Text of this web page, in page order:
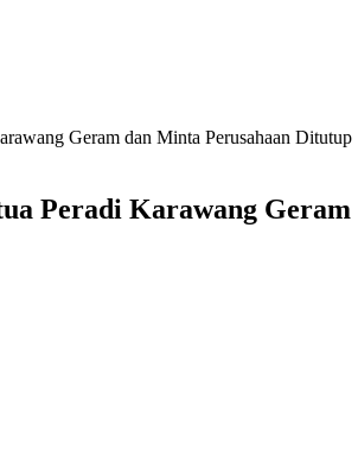
Geram dan Minta Perusahaan Ditutup
Peradi Karawang